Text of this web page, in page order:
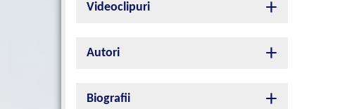
Videoclipuri
Autori
Biografii